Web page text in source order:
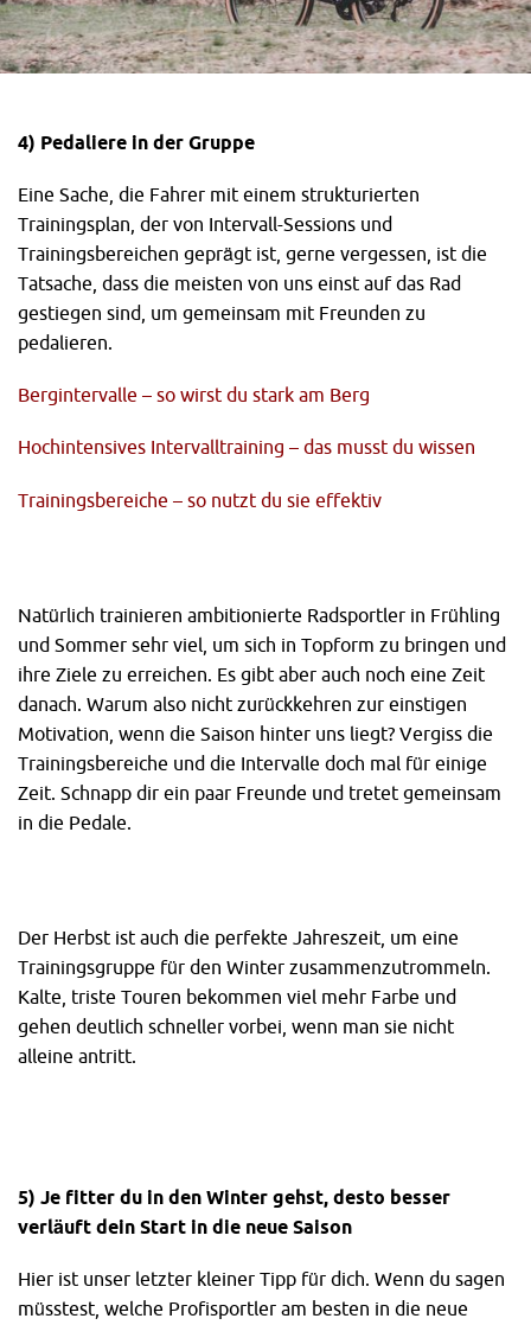
4) Pedaliere in der Gruppe
Eine Sache, die Fahrer mit einem strukturierten
Trainingsplan, der von Intervall-Sessions und
Trainingsbereichen geprägt ist, gerne vergessen, ist die
Tatsache, dass die meisten von uns einst auf das Rad
gestiegen sind, um gemeinsam mit Freunden zu
pedalieren.
Bergintervalle – so wirst du stark am Berg
Hochintensives Intervalltraining – das musst du wissen
Trainingsbereiche – so nutzt du sie effektiv
Natürlich trainieren ambitionierte Radsportler in Frühling
und Sommer sehr viel, um sich in Topform zu bringen und
ihre Ziele zu erreichen. Es gibt aber auch noch eine Zeit
danach. Warum also nicht zurückkehren zur einstigen
Motivation, wenn die Saison hinter uns liegt? Vergiss die
Trainingsbereiche und die Intervalle doch mal für einige
Zeit. Schnapp dir ein paar Freunde und tretet gemeinsam
in die Pedale.
Der Herbst ist auch die perfekte Jahreszeit, um eine
Trainingsgruppe für den Winter zusammenzutrommeln.
Kalte, triste Touren bekommen viel mehr Farbe und
gehen deutlich schneller vorbei, wenn man sie nicht
alleine antritt.
5) Je fitter du in den Winter gehst, desto besser
verläuft dein Start in die neue Saison
Hier ist unser letzter kleiner Tipp für dich. Wenn du sagen
müsstest, welche Profisportler am besten in die neue